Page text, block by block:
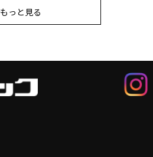
もっと見る